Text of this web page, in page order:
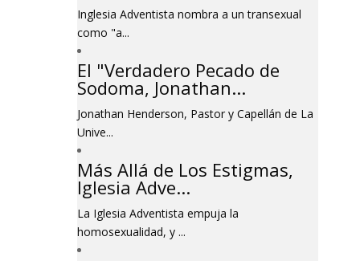
Inglesia Adventista nombra a un transexual
como "a...
El "Verdadero Pecado de
Sodoma, Jonathan...
Jonathan Henderson, Pastor y Capellán de La
Unive...
Más Allá de Los Estigmas,
Iglesia Adve...
La Iglesia Adventista empuja la
homosexualidad, y ...